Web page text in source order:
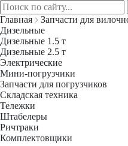
Главная Запчасти для
Дизельные
Дизельные 1.5 т
Дизельные 2.5 т
Электрические
Мини-погрузчики
Запчасти для погрузчиков
Складская техника
Тележки
Штабелеры
Ричтраки
Комплектовщики